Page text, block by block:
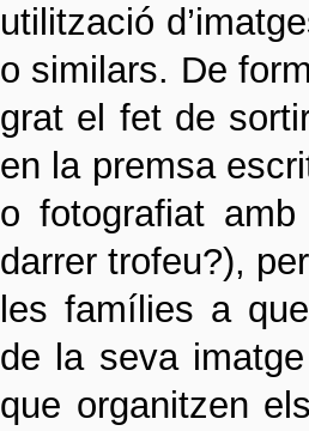
utilització
o similars. De
grat el fet de
en la premsa
o fotografiat
darrer trofeu?),
les famílies a
de la seva
que organitzen